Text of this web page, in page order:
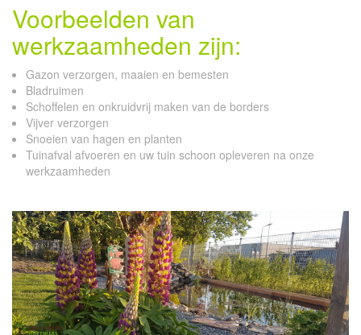
Voorbeelden van
werkzaamheden zijn:
Gazon verzorgen, maaien en bemesten
Bladruimen
Schoffelen en onkruidvrij maken van de borders
Vijver verzorgen
Snoeien van hagen en planten
Tuinafval afvoeren en uw tuin schoon opleveren na onze
werkzaamheden